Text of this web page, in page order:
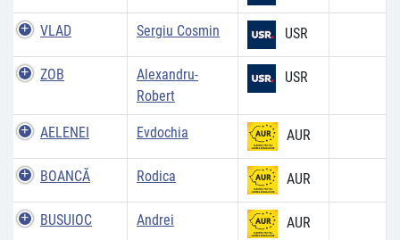
VLAD Sergiu Cosmin USR
ZOB
Alexandru-
Robert
USR
AELENEI Evdochia AUR
BOANCĂ Rodica AUR
BUSUIOC Andrei AUR